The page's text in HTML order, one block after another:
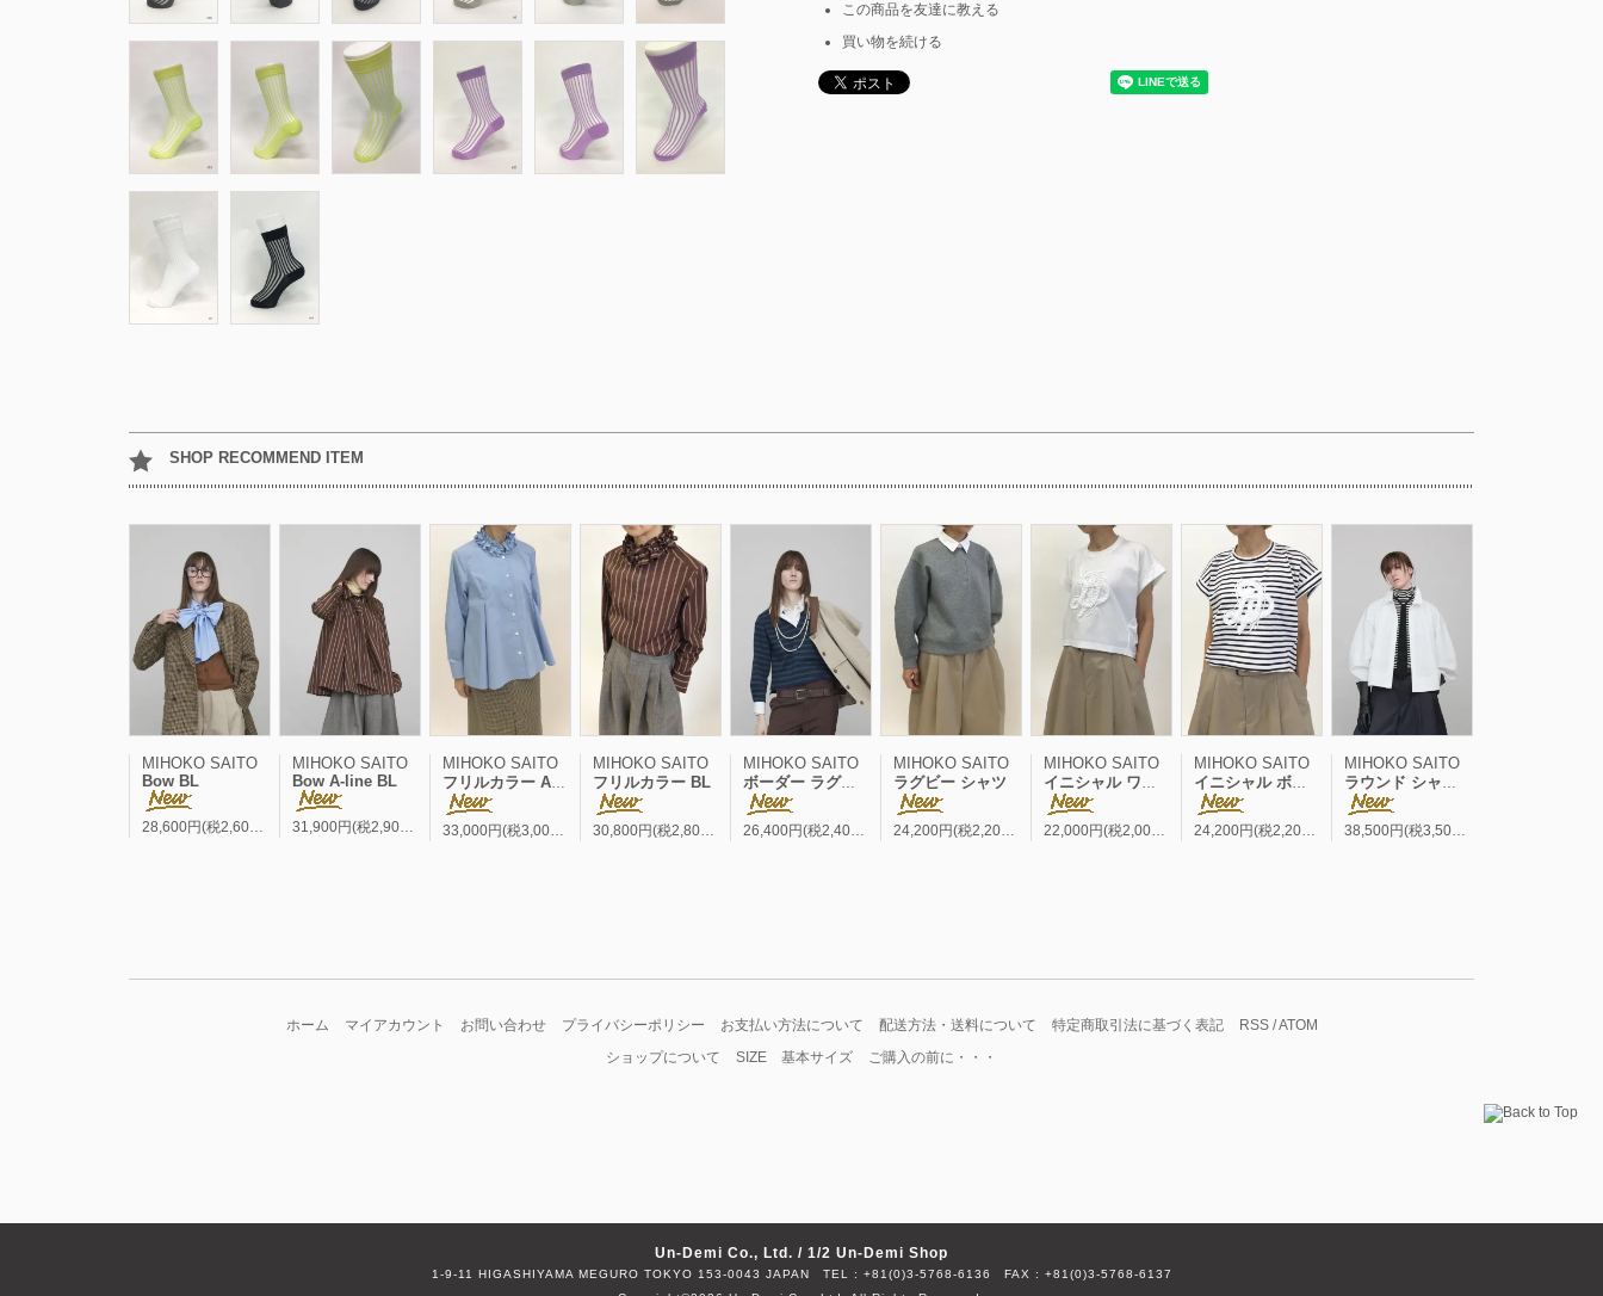
この商品を友達に教える
買い物を続ける
SHOP RECOMMEND ITEM
MIHOKO SAITO
Bow BL
28,600円(税2,600円)
MIHOKO SAITO
Bow A-line BL
31,900円(税2,900円)
MIHOKO SAITO
フリルカラー A-line BL
33,000円(税3,000円)
MIHOKO SAITO
フリルカラー BL
30,800円(税2,800円)
MIHOKO SAITO
ボーダー ラグビー シャツ
26,400円(税2,400円)
MIHOKO SAITO
ラグビー シャツ
24,200円(税2,200円)
MIHOKO SAITO
イニシャル ワイド フレンチP/O
22,000円(税2,000円)
MIHOKO SAITO
イニシャル ボーダー ワイド フレンチP/O
24,200円(税2,200円)
MIHOKO SAITO
ラウンド シャツブルゾン
38,500円(税3,500円)
ホーム マイアカウント お問い合わせ プライバシーポリシー お支払い方法について 配送方法・送料について 特定商取引法に基づく表記 RSS/ATOM
ショップについて
SIZE 基本サイズ ご購入の前に・・・
Un-Demi Co., Ltd. / 1/2 Un-Demi Shop
1-9-11 HIGASHIYAMA MEGURO TOKYO 153-0043 JAPAN TEL : +81(0)3-5768-6136
FAX : +81(0)3-5768-6137